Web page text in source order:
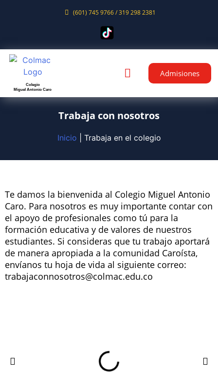
(601) 745 9766 / 319 298 2381
Colegio
Miguel Antonio Caro
Admisiones
Trabaja con nosotros
Inicio Trabaja en el colegio
Te damos la bienvenida al Colegio Miguel Antonio
Caro. Para nosotros es muy importante contar con
el apoyo de profesionales como tú para la
formación educativa y de valores de nuestros
estudiantes. Si consideras que tu trabajo aportará
de manera apropiada a la comunidad Caroísta,
envíanos tu hoja de vida al siguiente correo:
trabajaconnosotros@colmac.edu.co